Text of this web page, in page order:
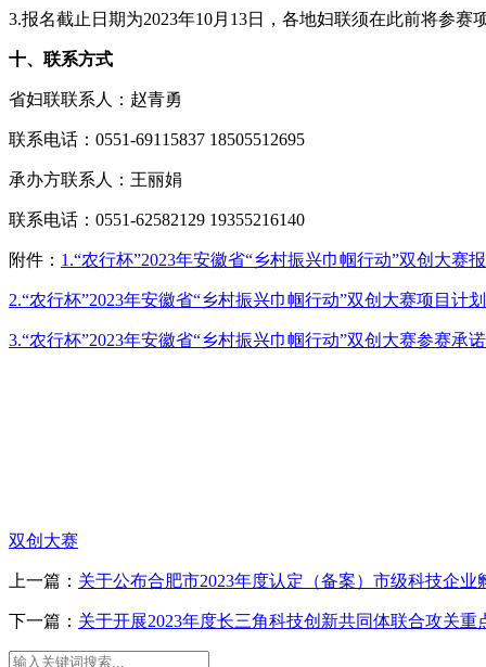
3.报名截止日期为2023年10月13日，各地妇联须在此前将参赛
十、联系方式
省妇联联系人：赵青勇
联系电话：0551-69115837 18505512695
承办方联系人：王丽娟
联系电话：0551-62582129 19355216140
附件： 1.“农行杯”2023年安徽省“乡村振兴巾帼行动”双创大赛
2.“农行杯”2023年安徽省“乡村振兴巾帼行动”双创大赛项目计
3.“农行杯”2023年安徽省“乡村振兴巾帼行动”双创大赛参赛承
双创大赛
上一篇： 关于公布合肥市2023年度认定（备案）市级科技企
下一篇： 关于开展2023年度长三角科技创新共同体联合攻关重